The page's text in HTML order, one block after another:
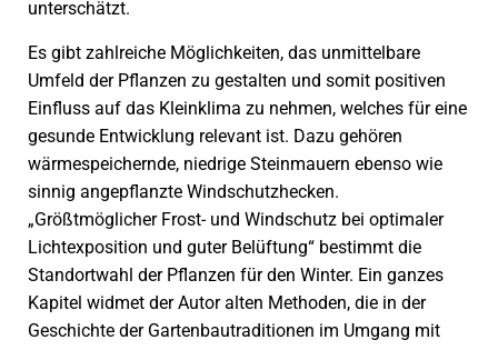
unterschätzt.
Es gibt zahlreiche Möglichkeiten, das unmittelbare
Umfeld der Pflanzen zu gestalten und somit positiven
Einfluss auf das Kleinklima zu nehmen, welches für eine
gesunde Entwicklung relevant ist. Dazu gehören
wärmespeichernde, niedrige Steinmauern ebenso wie
sinnig angepflanzte Windschutzhecken.
„Größtmöglicher Frost- und Windschutz bei optimaler
Lichtexposition und guter Belüftung“ bestimmt die
Standortwahl der Pflanzen für den Winter. Ein ganzes
Kapitel widmet der Autor alten Methoden, die in der
Geschichte der Gartenbautraditionen im Umgang mit